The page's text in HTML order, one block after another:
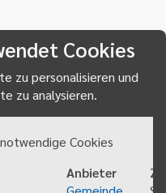
Cookies
zu personalisieren und
zu analysieren.
Cookies
Anbieter